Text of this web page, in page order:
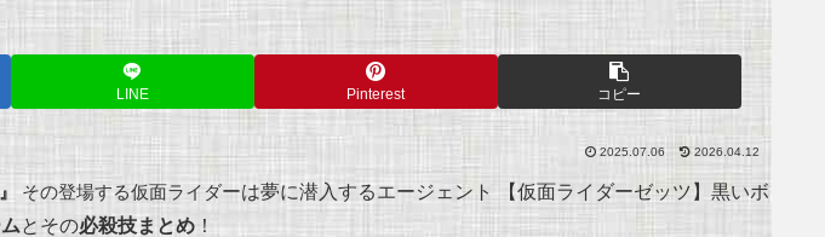
LINE Pinterest コピー
2025.07.06 2026.04.12
その登場する仮面ライダーは夢に潜入するエージェント 【仮面ライダーゼッツ】黒いボ
とその必殺技まとめ ！